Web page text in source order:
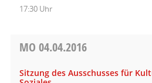
17:30 Uhr
MO 04.04.2016
Sitzung des Ausschusses für